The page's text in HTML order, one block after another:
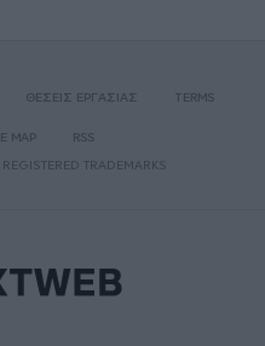
ΘΕΣΕΙΣ ΕΡΓΑΣΙΑΣ TERMS
MAP
RSS
TRADEMARKS